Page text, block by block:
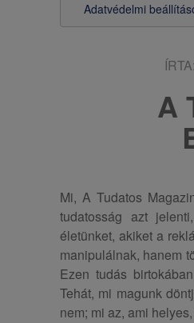
Adatvédelmi
ÍRTA:
A
Mi, A Tudatos
tudatosság azt
életünket, akiket a
manipulálnak, hanem
Ezen tudás
Tehát, mi magunk
nem; mi az, ami